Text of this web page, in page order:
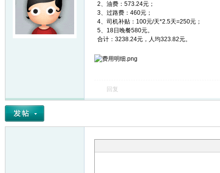
2、油费：573.24元；
3、过路费：460元；
4、司机补贴：100元/天*2.5天=250元；
5、18日晚餐580元。
合计：3238.24元，人均323.82元。
回复